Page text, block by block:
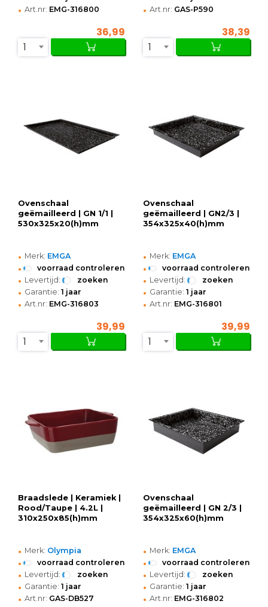
• Art.nr: EMG-316800
36,99
1
• Art.nr: GAS-P590
38,39
1
Ovenschaal
geëmailleerd | GN 1/1 |
530x325x20(h)mm
• Merk: EMGA
• voorraad controleren
• Levertijd: zoeken
• Garantie: 1 jaar
• Art.nr: EMG-316803
39,99
1
Ovenschaal
geëmailleerd | GN2/3 |
354x325x40(h)mm
• Merk: EMGA
• voorraad controleren
• Levertijd: zoeken
• Garantie: 1 jaar
• Art.nr: EMG-316801
39,99
1
Braadslede | Keramiek |
Rood/Taupe | 4.2L |
310x250x85(h)mm
• Merk: Olympia
• voorraad controleren
• Levertijd: zoeken
• Garantie: 1 jaar
• Art.nr: GAS-DB527
Ovenschaal
geëmailleerd | GN 2/3 |
354x325x60(h)mm
• Merk: EMGA
• voorraad controleren
• Levertijd: zoeken
• Garantie: 1 jaar
• Art.nr: EMG-316802